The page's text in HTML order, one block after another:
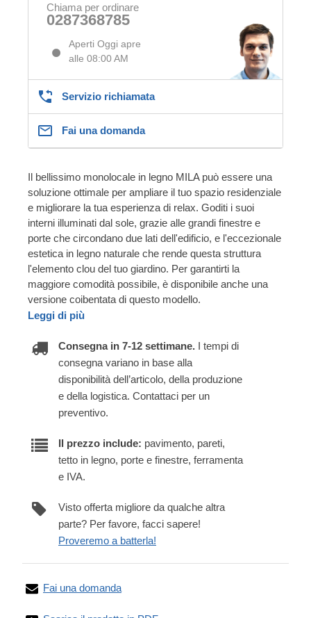
Chiama per ordinare
0287368785
Aperti Oggi apre
alle 08:00 AM
Servizio richiamata
Fai una domanda
Il bellissimo monolocale in legno MILA può essere una
soluzione ottimale per ampliare il tuo spazio residenziale
e migliorare la tua esperienza di relax. Goditi i suoi
interni illuminati dal sole, grazie alle grandi finestre e
porte che circondano due lati dell'edificio, e l'eccezionale
estetica in legno naturale che rende questa struttura
l'elemento clou del tuo giardino. Per garantirti la
maggiore comodità possibile, è disponibile anche una
versione coibentata di questo modello.
Leggi di più
Consegna in 7-12 settimane. I tempi di
consegna variano in base alla
disponibilità dell’articolo, della produzione
e della logistica. Contattaci per un
preventivo.
Il prezzo include: pavimento, pareti,
tetto in legno, porte e finestre, ferramenta
e IVA.
Visto offerta migliore da qualche altra
parte? Per favore, facci sapere!
Proveremo a batterla!
Fai una domanda